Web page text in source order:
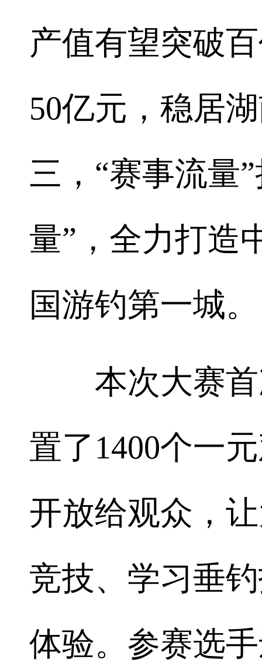
产值有望突破
50亿元，稳居
三，“赛事流量
量”，全力打造
国游钓第一城。
本次大赛首
置了1400个一
开放给观众，
竞技、学习垂
体验。参赛选